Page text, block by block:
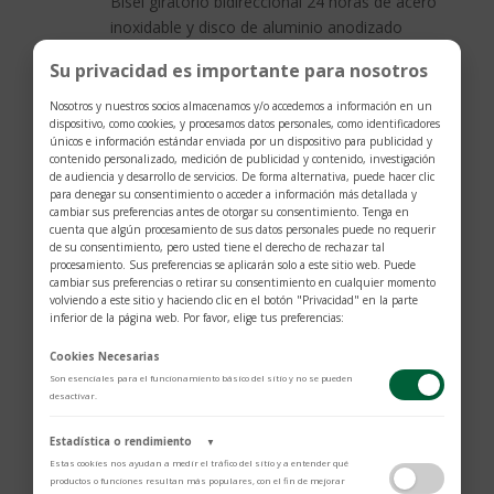
inoxidable y disco de aluminio anodizado
ESFERA
Negra, abombada, con marcadores de hora
con apliques dorados
CRISTAL
Cristal de zafiro abombado
BRAZALETE
Brazalete de acero inoxidable de 3 eslabones
con remaches con acabado pulido y satinado,
Su privacidad es importante para nosotros
Nosotros y nuestros socios almacenamos y/o accedemos a información en un
dispositivo, como cookies, y procesamos datos personales, como identificadores
únicos e información estándar enviada por un dispositivo para publicidad y
contenido personalizado, medición de publicidad y contenido, investigación
de audiencia y desarrollo de servicios. De forma alternativa, puede hacer clic
para denegar su consentimiento o acceder a información más detallada y
cambiar sus preferencias antes de otorgar su consentimiento. Tenga en
cuenta que algún procesamiento de sus datos personales puede no requerir
de su consentimiento, pero usted tiene el derecho de rechazar tal
procesamiento. Sus preferencias se aplicarán solo a este sitio web. Puede
cambiar sus preferencias o retirar su consentimiento en cualquier momento
volviendo a este sitio y haciendo clic en el botón "Privacidad" en la parte
inferior de la página web. Por favor, elige tus preferencias:
Cookies Necesarias
Son esenciales para el funcionamiento básico del sitio y no se pueden
desactivar.
Estadística o rendimiento
▼
Estas cookies nos ayudan a medir el tráfico del sitio y a entender qué
productos o funciones resultan más populares, con el fin de mejorar